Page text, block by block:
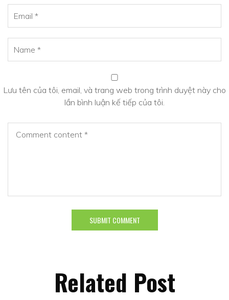
Lưu tên của tôi, email, và trang web trong trình duyệt này cho
lần bình luận kế tiếp của tôi.
Related Post